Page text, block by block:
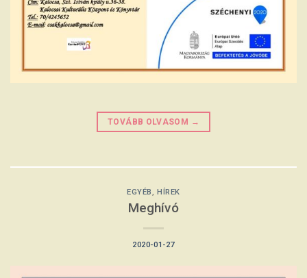
TOVÁBB OLVASOM →
EGYÉB, HÍREK
Meghívó
2020-01-27